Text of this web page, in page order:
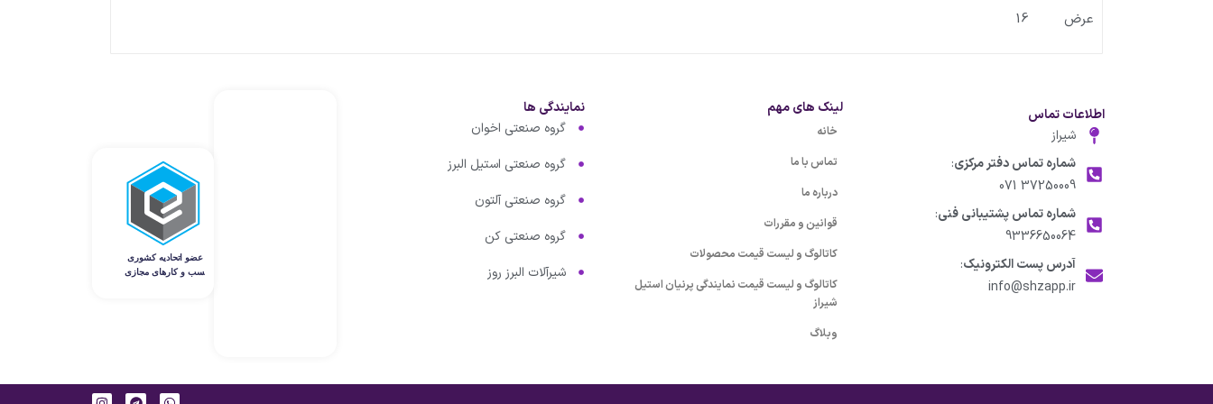
عرض 16
اطلاعات تماس
شیراز
شماره تماس دفتر مرکزی:
37250009 071
شماره تماس پشتیبانی فنی:
9336650064
آدرس پست الکترونیک:
info@shzapp.ir
لینک های مهم
خانه
تماس با ما
درباره ما
قوانین و مقررات
کاتالوگ و لیست قیمت محصولات
کاتالوگ و لیست قیمت نمایندگی پرنیان استیل
شیراز
وبلاگ
نمایندگی ها
گروه صنعتی اخوان
گروه صنعتی استیل البرز
گروه صنعتی آلتون
گروه صنعتی کن
شیرآلات البرز روز